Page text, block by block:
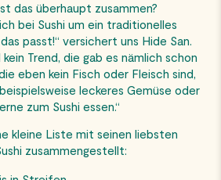
das überhaupt zusammen?
bei Sushi um ein traditionelles
passt!“ versichert uns Hide San.
Trend, die gab es nämlich schon
eben kein Fisch oder Fleisch sind,
leckeres Gemüse oder
zum Sushi essen.“
kleine Liste mit seinen liebsten
zusammengestellt: